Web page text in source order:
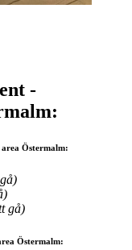
-
Östermalm:
gå)
Östermalm: